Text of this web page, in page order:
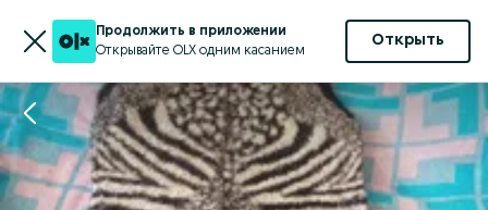
Продолжить в приложении
Открывайте OLX одним касанием
Открыть